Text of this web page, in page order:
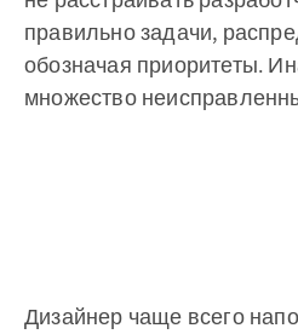
правильно задачи,
обозначая приоритеты.
множество
Дизайнер чаще всего